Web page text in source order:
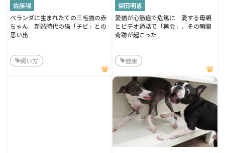
佐藤陽
ベランダに生まれたての三毛猫の赤
ちゃん 新婚時代の猫「チビ」との
思い出
飼い方
保田明恵
愛猫が心筋症で危篤に 愛する母親
とビデオ通話で「再会」、その瞬間
奇跡が起こった
健康